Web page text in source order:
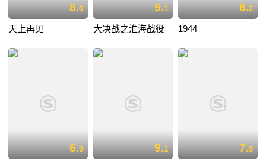
8.0
天上再见
9.1
大决战之淮海战役
8.2
1944
6.9 9.1 7.9